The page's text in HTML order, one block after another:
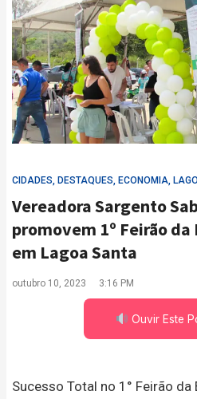
CIDADES, DESTAQUES, ECONOMIA,
Vereadora Sargento
promovem 1º Feirão
em Lagoa Santa
outubro 10, 2023 3:16 PM
Ouvir Este
Sucesso Total no 1° Feirão